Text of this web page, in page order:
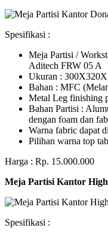
Spesifikasi :
Meja Partisi /
Aditech FRW 05 A
Ukuran :
Bahan : MFC
Metal Leg finishing
Bahan Partisi :
dengan foam dan
Warna fabric dapat
Pilihan warna top
Harga : Rp. 15.000.000
Meja Partisi Kantor
Spesifikasi :